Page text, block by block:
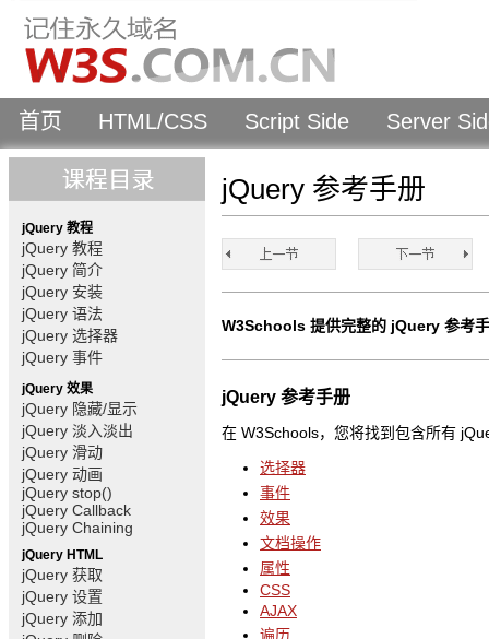
首页 HTML/CSS Script Side Server
jQuery 教程
jQuery 教程
jQuery 简介
jQuery 安装
jQuery 语法
jQuery 选择器
jQuery 事件
jQuery 效果
jQuery 隐藏/显示
jQuery 淡入淡出
jQuery 滑动
jQuery 动画
jQuery stop()
jQuery Callback
jQuery Chaining
jQuery HTML
jQuery 获取
jQuery 设置
jQuery 添加
jQuery 参考手册
W3Schools 提供完整的 jQuery 参考
jQuery 参考手册
在 W3Schools，您将找到包含所有
选择器
事件
效果
文档操作
属性
CSS
AJAX
遍历